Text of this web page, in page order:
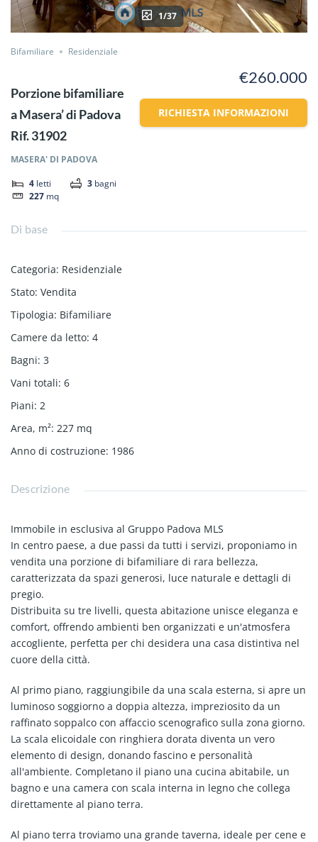
1/37
Bifamiliare Residenziale
Porzione bifamiliare
a Masera’ di Padova
Rif. 31902
MASERA' DI PADOVA
4 letti 3 bagni
227 mq
€260.000
RICHIESTA INFORMAZIONI
Di base
Categoria: Residenziale
Stato: Vendita
Tipologia: Bifamiliare
Camere da letto: 4
Bagni: 3
Vani totali: 6
Piani: 2
Area, m²: 227 mq
Anno di costruzione: 1986
Descrizione
Immobile in esclusiva al Gruppo Padova MLS
In centro paese, a due passi da tutti i servizi, proponiamo in
vendita una porzione di bifamiliare di rara bellezza,
caratterizzata da spazi generosi, luce naturale e dettagli di
pregio.
Distribuita su tre livelli, questa abitazione unisce eleganza e
comfort, offrendo ambienti ben organizzati e un'atmosfera
accogliente, perfetta per chi desidera una casa distintiva nel
cuore della città.
Al primo piano, raggiungibile da una scala esterna, si apre un
luminoso soggiorno a doppia altezza, impreziosito da un
raffinato soppalco con affaccio scenografico sulla zona giorno.
La scala elicoidale con ringhiera dorata diventa un vero
elemento di design, donando fascino e personalità
all'ambiente. Completano il piano una cucina abitabile, un
bagno e una camera con scala interna in legno che collega
direttamente al piano terra.
Al piano terra troviamo una grande taverna, ideale per cene e